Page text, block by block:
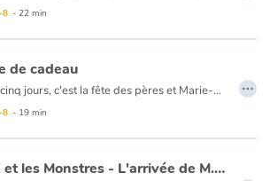
adventure
8 - 22 min
de cadeau
Dans cinq jours, c'est la fête des pères et Marie-Lou n'a pas de cadeau. Le ouistiti qu'elle a fait à l'école est raté. Ses autres idées sont trop difficiles à réaliser. Et sa tirelire désespérément vide. Pourtant, Marie-Lou est bien décidée à offrir à son papa un cadeau magnifique, surprenant, original. Un cadeau qu'il n'oubliera jamais. Et quand Marie-Lou a décidé quelque chose...
8 - 19 min
…
Alex et les Monstres - L'arrivée de M.Flat